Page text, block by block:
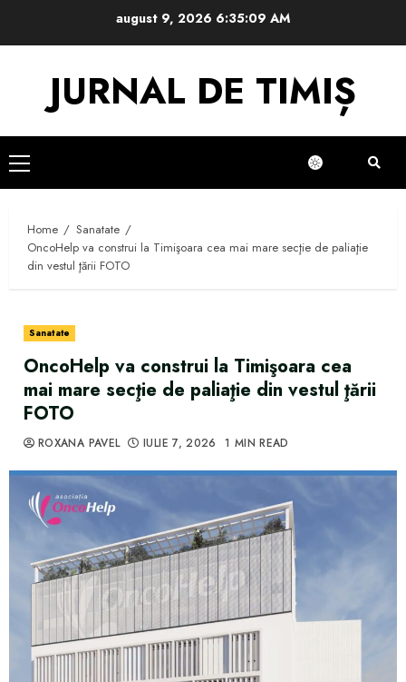
august 9, 20266:35:10 AM
JURNAL DE TIMIȘ
Primary
Menu
Home
Sanatate
OncoHelp va construi la Timişoara cea mai mare secţie de paliaţie
din vestul ţării FOTO
Sanatate
OncoHelp va construi la Timişoara cea
mai mare secţie de paliaţie din vestul ţării
FOTO
ROXANA PAVEL IULIE 7, 2026 1 MIN READ